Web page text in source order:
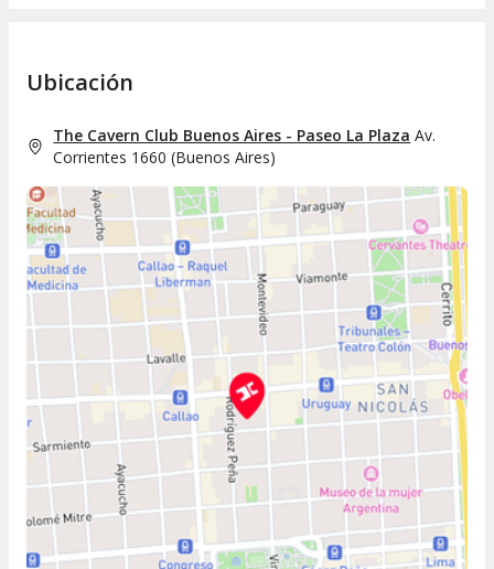
Ubicación
The Cavern Club Buenos Aires - Paseo La Plaza Av.
Corrientes 1660 (Buenos Aires)